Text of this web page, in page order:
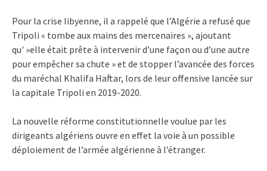
Pour la crise libyenne, il a rappelé que l’Algérie a refusé que
Tripoli « tombe aux mains des mercenaires », ajoutant
qu' »elle était prête à intervenir d’une façon ou d’une autre
pour empêcher sa chute » et de stopper l’avancée des forces
du maréchal Khalifa Haftar, lors de leur offensive lancée sur
la capitale Tripoli en 2019-2020.
La nouvelle réforme constitutionnelle voulue par les
dirigeants algériens ouvre en effet la voie à un possible
déploiement de l’armée algérienne à l’étranger.